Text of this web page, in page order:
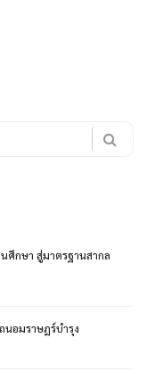
ศึกษา สู่มาตรฐานสากล
นอมราษฎร์บำรุง